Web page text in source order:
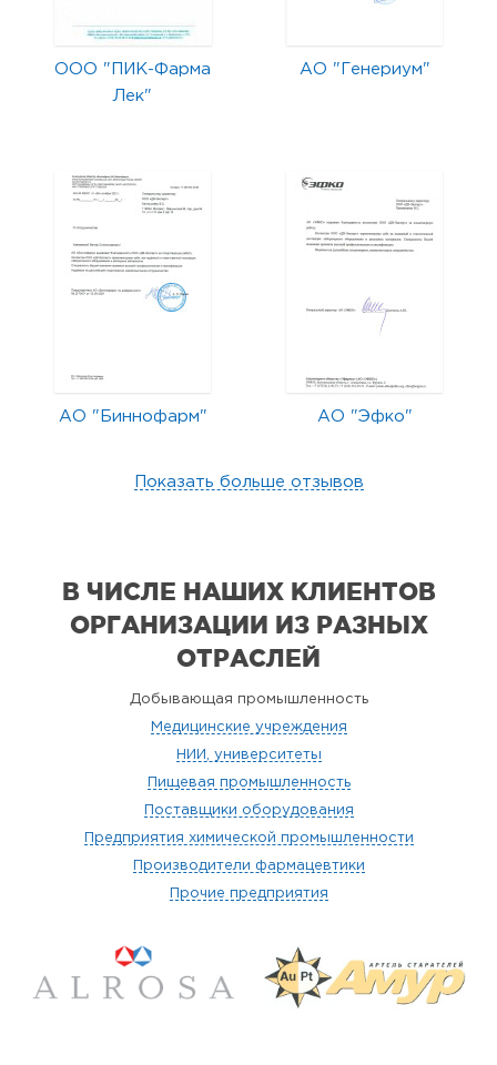
ООО "ПИК-Фарма
Лек"
АО "Генериум"
АО "Биннофарм" АО "Эфко"
Показать больше отзывов
В ЧИСЛЕ НАШИХ КЛИЕНТОВ
ОРГАНИЗАЦИИ ИЗ РАЗНЫХ
ОТРАСЛЕЙ
Добывающая промышленность
Медицинские учреждения
НИИ, университеты
Пищевая промышленность
Поставщики оборудования
Предприятия химической промышленности
Производители фармацевтики
Прочие предприятия